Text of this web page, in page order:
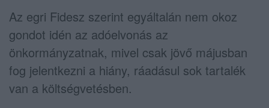
Az egri Fidesz szerint egyáltalán nem okoz
gondot idén az adóelvonás az
önkormányzatnak, mivel csak jövő májusban
fog jelentkezni a hiány, ráadásul sok tartalék
van a költségvetésben.